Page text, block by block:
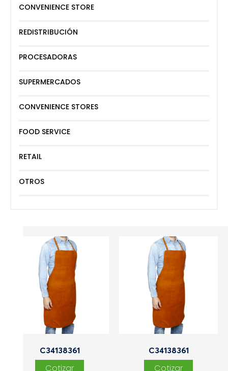
SUPERMERCADOS
PROCESADORAS
RETAIL
CONVENIENCE STORES
REDISTRIBUCIÓN
FOOD SERVICE
OTROS
CONVENIENCE STORE
C34138361 C34138361